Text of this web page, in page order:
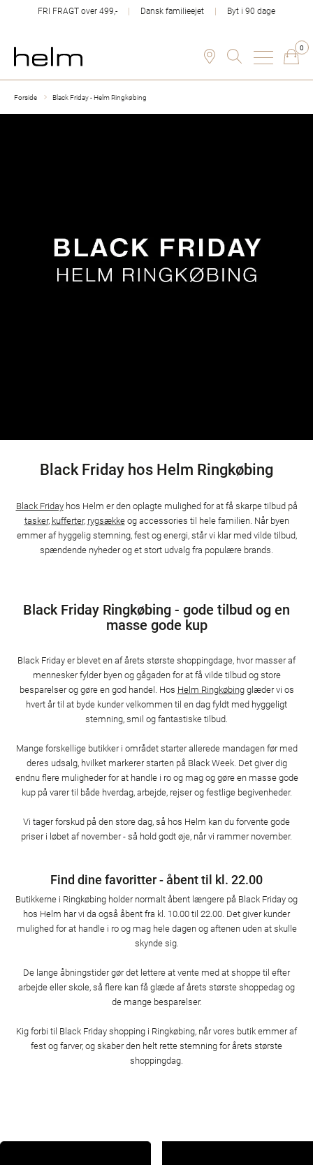
FRI FRAGT over 499,- Dansk familieejet Byt i 90 dage
0
Forside Black Friday - Helm Ringkøbing
Black Friday hos Helm Ringkøbing
Black Fridayhos Helm er den oplagte mulighed for at få skarpe tilbud på
tasker, kufferter, rygsækkeog accessories til hele familien. Når byen
emmer af hyggelig stemning, fest og energi, står vi klar med vilde tilbud,
spændende nyheder og et stort udvalg fra populære brands.
Black Friday Ringkøbing - gode tilbud og en
masse gode kup
Black Friday er blevet en af årets største shoppingdage, hvor masser af
mennesker fylder byen og gågaden for at få vilde tilbud og store
besparelser og gøre en god handel. Hos Helm Ringkøbingglæder vi os
hvert år til at byde kunder velkommen til en dag fyldt med hyggeligt
stemning, smil og fantastiske tilbud.
Mange forskellige butikker i området starter allerede mandagen før med
deres udsalg, hvilket markerer starten på Black Week. Det giver dig
endnu flere muligheder for at handle i ro og mag og gøre en masse gode
kup på varer til både hverdag, arbejde, rejser og festlige begivenheder.
Vi tager forskud på den store dag, så hos Helm kan du forvente gode
priser i løbet af november - så hold godt øje, når vi rammer november.
Find dine favoritter - åbent til kl. 22.00
Butikkerne i Ringkøbing holder normalt åbent længere på Black Friday og
hos Helm har vi da også åbent fra kl. 10.00 til 22.00. Det giver kunder
mulighed for at handle i ro og mag hele dagen og aftenen uden at skulle
skynde sig.
De lange åbningstider gør det lettere at vente med at shoppe til efter
arbejde eller skole, så flere kan få glæde af årets største shoppedag og
de mange besparelser.
Kig forbi til Black Friday shopping i Ringkøbing, når vores butik emmer af
fest og farver, og skaber den helt rette stemning for årets største
shoppingdag.